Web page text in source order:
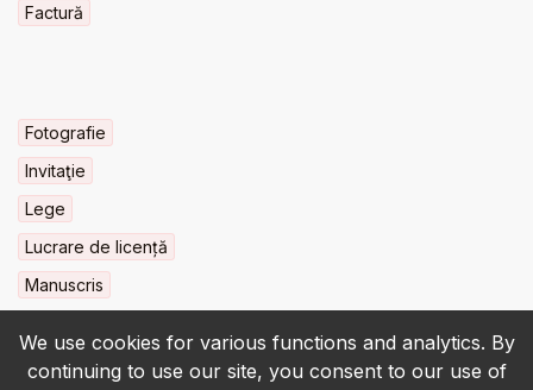
We use cookies for various functions and analytics. By
continuing to use our site, you consent to our use of
Factură
Fotografie
Invitaţie
Lege
Lucrare de licență
Manuscris